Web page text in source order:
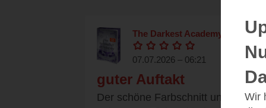
The Darkest Academy 1
07.07.2026 – 06:21
guter Auftakt
Der schöne Farbschnitt und derWir